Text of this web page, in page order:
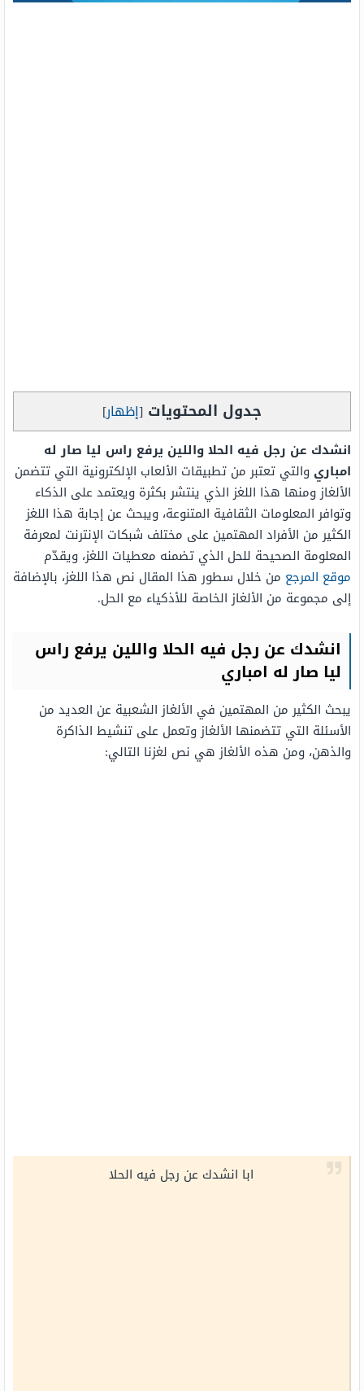
جدول المحتويات [إظهار]
انشدك عن رجل فيه الحلا واللين يرفع راس ليا صار له
امباري والتي تعتبر من تطبيقات الألعاب الإلكترونية التي تتضمن
الألغاز ومنها هذا اللغز الذي ينتشر بكثرة ويعتمد على الذكاء
وتوافر المعلومات الثقافية المتنوعة، ويبحث عن إجابة هذا اللغز
الكثير من الأفراد المهتمين على مختلف شبكات الإنترنت لمعرفة
المعلومة الصحيحة للحل الذي تضمنه معطيات اللغز، ويقدّم
موقع المرجع من خلال سطور هذا المقال نص هذا اللغز، بالإضافة
إلى مجموعة من الألغاز الخاصة للأذكياء مع الحل.
انشدك عن رجل فيه الحلا واللين يرفع راس
ليا صار له امباري
يبحث الكثير من المهتمين في الألغاز الشعبية عن العديد من
الأسئلة التي تتضمنها الألغاز وتعمل على تنشيط الذاكرة
والذهن، ومن هذه الألغاز هي نص لغزنا التالي:
ابا انشدك عن رجل فيه الحلا